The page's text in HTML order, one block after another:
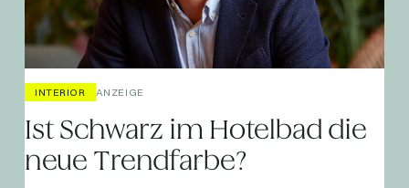
INTERIOR ANZEIGE
Ist Schwarz im Hotelbad die
neue Trendfarbe?